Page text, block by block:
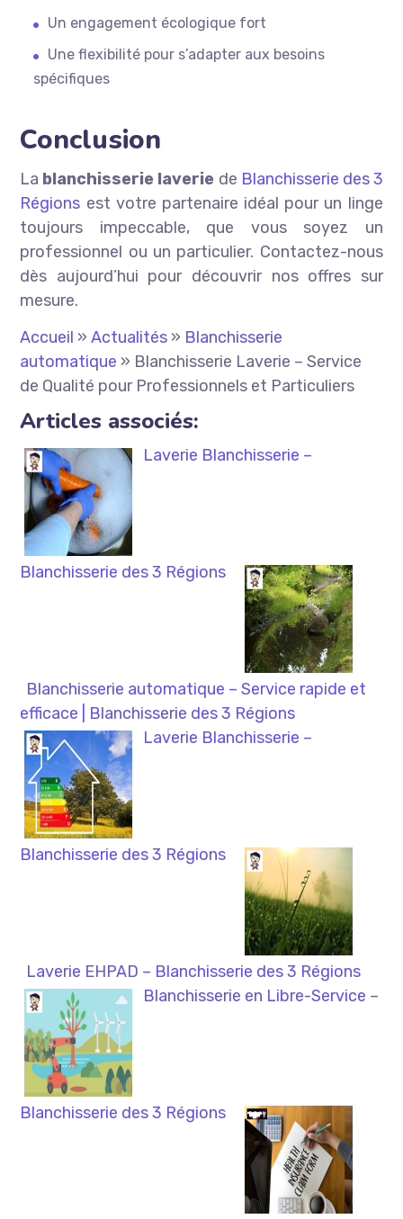
Un engagement écologique fort
Une flexibilité pour s’adapter aux besoins
spécifiques
Conclusion
La blanchisserie laverie de Blanchisserie des 3
Régions est votre partenaire idéal pour un linge
toujours impeccable, que vous soyez un
professionnel ou un particulier. Contactez-nous
dès aujourd’hui pour découvrir nos offres sur
mesure.
Accueil »Actualités » Blanchisserie
automatique » Blanchisserie Laverie – Service
de Qualité pour Professionnels et Particuliers
Articles associés:
Laverie Blanchisserie –
Blanchisserie des 3 Régions
Blanchisserie automatique – Service rapide et
efficace | Blanchisserie des 3 Régions
Laverie Blanchisserie –
Blanchisserie des 3 Régions
Laverie EHPAD – Blanchisserie des 3 Régions
Blanchisserie en Libre-Service –
Blanchisserie des 3 Régions